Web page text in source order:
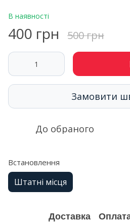
В наявності
400 грн 500 грн
Замовити
До обраного
Встановлення
Штатні місця
Доставка